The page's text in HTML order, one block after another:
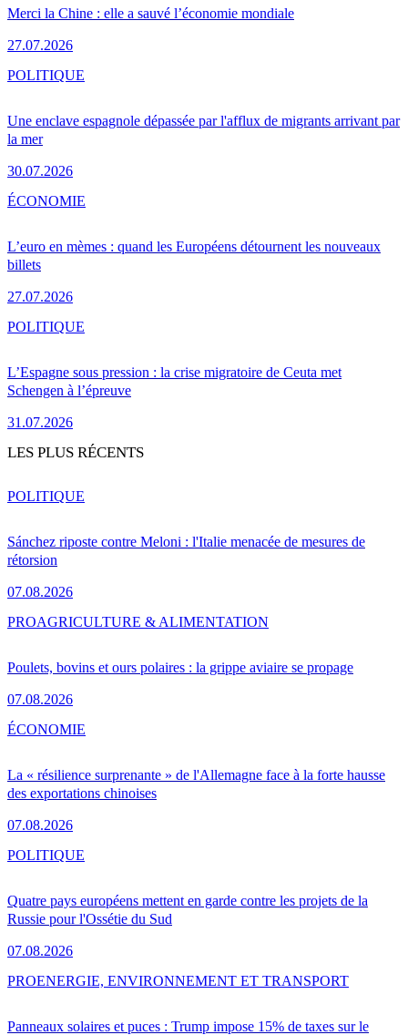
Merci la Chine : elle a sauvé l’économie mondiale
27.07.2026
Une enclave espagnole dépassée par l'afflux de migrants arrivant par
la mer
30.07.2026
POLITIQUE
L’euro en mèmes : quand les Européens détournent les nouveaux
billets
27.07.2026
ÉCONOMIE
L’Espagne sous pression : la crise migratoire de Ceuta met
Schengen à l’épreuve
31.07.2026
POLITIQUE
LES PLUS RÉCENTS
Sánchez riposte contre Meloni : l'Italie menacée de mesures de
rétorsion
07.08.2026
POLITIQUE
Poulets, bovins et ours polaires : la grippe aviaire se propage
07.08.2026
PROAGRICULTURE & ALIMENTATION
La « résilience surprenante » de l'Allemagne face à la forte hausse
des exportations chinoises
07.08.2026
ÉCONOMIE
Quatre pays européens mettent en garde contre les projets de la
Russie pour l'Ossétie du Sud
07.08.2026
POLITIQUE
Panneaux solaires et puces : Trump impose 15% de taxes sur le
PROENERGIE, ENVIRONNEMENT ET TRANSPORT